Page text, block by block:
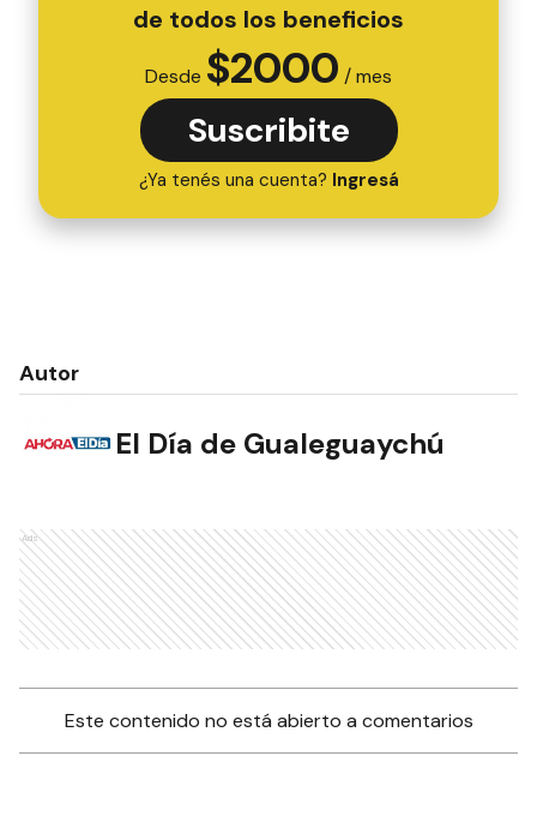
de todos los beneficios
Desde $2000 / mes
Suscribite
¿Ya tenés una cuenta? Ingresá
Autor
El Día de Gualeguaychú
Ads
Este contenido no está abierto a comentarios